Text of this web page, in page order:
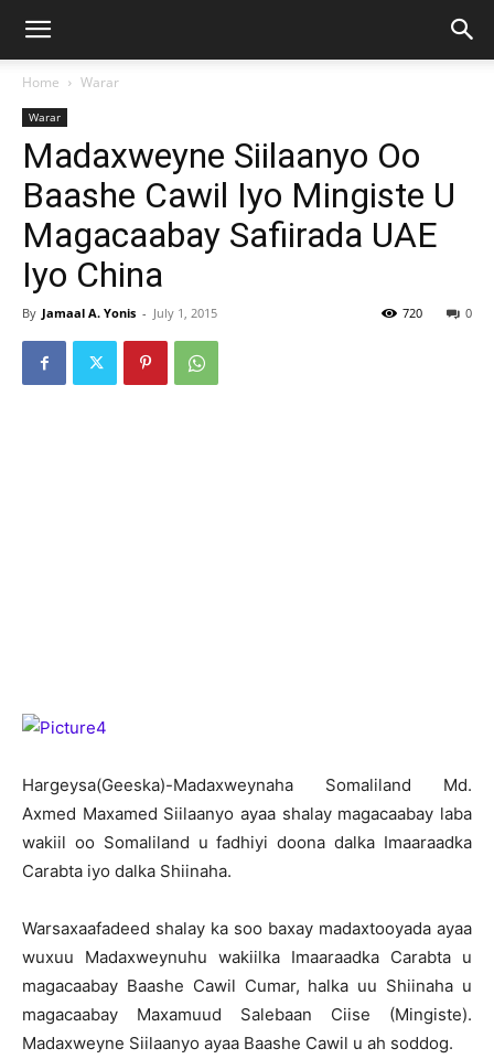
Home Warar
Warar
Madaxweyne Siilaanyo Oo
Baashe Cawil Iyo Mingiste U
Magacaabay Safiirada UAE
Iyo China
By Jamaal A. Yonis - July 1, 2015 0
720
Hargeysa(Geeska)-Madaxweynaha Somaliland Md.
Axmed Maxamed Siilaanyo ayaa shalay magacaabay laba
wakiil oo Somaliland u fadhiyi doona dalka Imaaraadka
Carabta iyo dalka Shiinaha.
Warsaxaafadeed shalay ka soo baxay madaxtooyada ayaa
wuxuu Madaxweynuhu wakiilka Imaaraadka Carabta u
magacaabay Baashe Cawil Cumar, halka uu Shiinaha u
magacaabay Maxamuud Salebaan Ciise (Mingiste).
Madaxweyne Siilaanyo ayaa Baashe Cawil u ah soddog.